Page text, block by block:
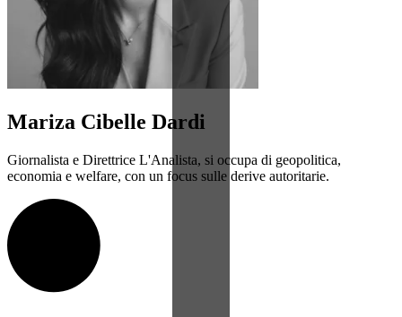
Mariza Cibelle Dardi
Giornalista e Direttrice L'Analista, si occupa di geopolitica,
economia e welfare, con un focus sulle derive autoritarie.